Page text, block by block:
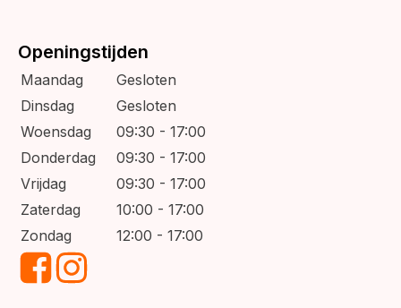
Openingstijden
Maandag
Gesloten
Dinsdag
Gesloten
Woensdag
09:30 - 17:00
Donderdag
09:30 - 17:00
Vrijdag
09:30 - 17:00
Zaterdag
10:00 - 17:00
Zondag
12:00 - 17:00